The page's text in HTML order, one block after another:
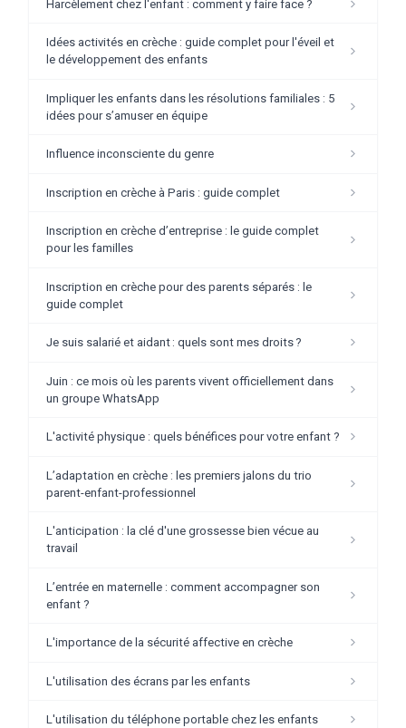
Harcèlement chez l'enfant : comment y faire face ?
Idées activités en crèche : guide complet pour l'éveil et
le développement des enfants
Impliquer les enfants dans les résolutions familiales : 5
idées pour s’amuser en équipe
Influence inconsciente du genre
Inscription en crèche à Paris : guide complet
Inscription en crèche d’entreprise : le guide complet
pour les familles
Inscription en crèche pour des parents séparés : le
guide complet
Je suis salarié et aidant : quels sont mes droits ?
Juin : ce mois où les parents vivent officiellement dans
un groupe WhatsApp
L'activité physique : quels bénéfices pour votre enfant ?
L’adaptation en crèche : les premiers jalons du trio
parent-enfant-professionnel
L'anticipation : la clé d'une grossesse bien vécue au
travail
L’entrée en maternelle : comment accompagner son
enfant ?
L'importance de la sécurité affective en crèche
L'utilisation des écrans par les enfants
L'utilisation du téléphone portable chez les enfants